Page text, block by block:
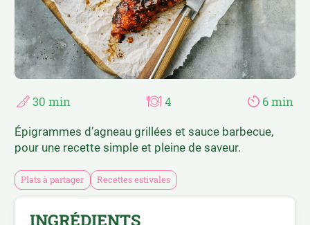
RECETTES D’AILLEURS
RECETTES ESTIVALES
RECETTES FESTIVES
SALADES
SANDWICHS
SUCRÉ SALÉ
30 min 4 6 min
Épigrammes d’agneau grillées et sauce barbecue,
pour une recette simple et pleine de saveur.
Plats à partager Recettes estivales
INGRÉDIENTS